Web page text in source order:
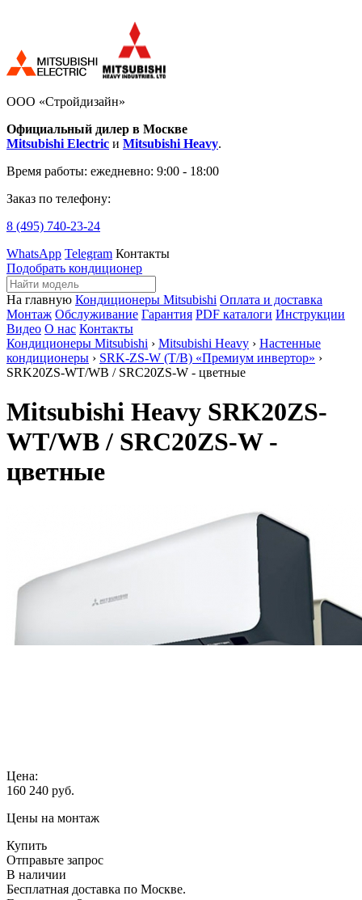
ООО «Стройдизайн»
Официальный дилер в Москве
Mitsubishi Electric и Mitsubishi Heavy.
Время работы: ежедневно: 9:00 - 18:00
Заказ по телефону:
8 (495) 740-23-24
WhatsApp Telegram Контакты
Подобрать кондиционер
На главную Кондиционеры Mitsubishi Оплата и доставка
Монтаж Обслуживание Гарантия PDF каталоги Инструкции
Видео О нас Контакты
Кондиционеры Mitsubishi › Mitsubishi Heavy › Настенные
кондиционеры › SRK-ZS-W (T/B) «Премиум инвертор» ›
SRK20ZS-WT/WB / SRC20ZS-W - цветные
Mitsubishi Heavy SRK20ZS-
WT/WB / SRC20ZS-W -
цветные
Цена:
160 240 руб.
Цены на монтаж
Купить
Отправьте запрос
В наличии
Бесплатная доставка по Москве.